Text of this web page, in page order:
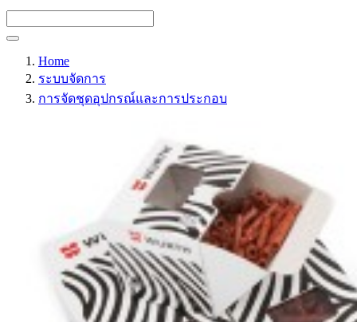
Home
ระบบจัดการ
การจัดชุดอุปกรณ์และการประกอบ